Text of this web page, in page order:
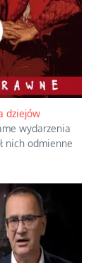
naturalnymi,